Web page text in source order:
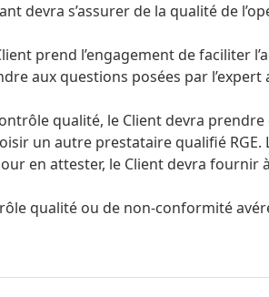
devra s’assurer de la qualité de
prend l’engagement de faciliter
aux questions posées par l’expert
qualité, le Client devra
un autre prestataire qualifié
en attester, le Client devra
qualité ou de non-conformité